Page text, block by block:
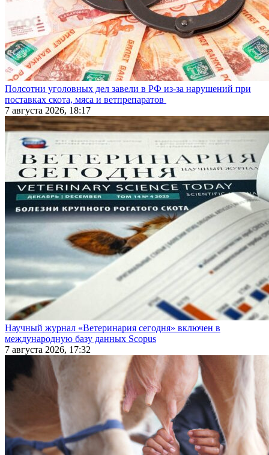
Полсотни уголовных дел завели в РФ из-за нарушений при
поставках скота, мяса и ветпрепаратов
7 августа 2026, 18:17
Научный журнал «Ветеринария сегодня» включен в
международную базу данных Scopus
7 августа 2026, 17:32